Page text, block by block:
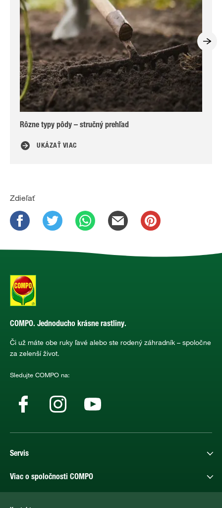
Rôzne typy pôdy – stručný prehľad
UKÁZAŤ VIAC
Zdieľať
COMPO. Jednoducho krásne rastliny.
Či už máte obe ruky ľavé alebo ste rodený záhradník – spoločne
za zelenší život.
Sledujte COMPO na:
Servis
Viac o spoločnosti COMPO